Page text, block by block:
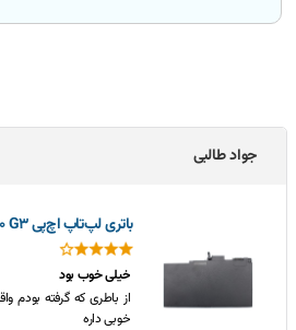
جواد طالبی
باتری لپ‌تاپ اچ‌پی EliteBook 850 G3
خیلی خوب بود
از باطری که گرفته بودم
خوبی داره